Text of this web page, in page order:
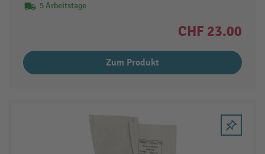
5 Arbeitstage
CHF 23.00
Zum Produkt